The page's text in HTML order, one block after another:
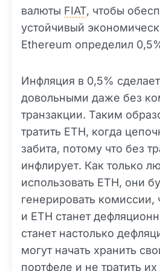
валюты FIAT, чтобы
устойчивый
Ethereum определил
Инфляция в 0,5%
довольными даже без
транзакции. Таким
тратить ETH, когда
забита, потому что без
инфлирует. Как только
использовать ETH, они
генерировать комиссии,
и ETH станет
станет настолько
могут начать хранить
портфеле и не тратить